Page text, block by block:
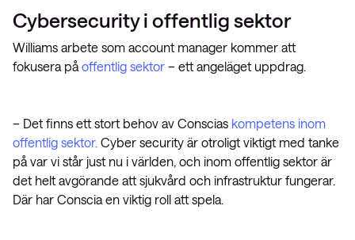
Cybersecurity i offentlig sektor
Williams arbete som account manager kommer att
fokusera på offentlig sektor – ett angeläget uppdrag.
– Det finns ett stort behov av Conscias kompetens inom
offentlig sektor. Cyber security är otroligt viktigt med tanke
på var vi står just nu i världen, och inom offentlig sektor är
det helt avgörande att sjukvård och infrastruktur fungerar.
Där har Conscia en viktig roll att spela.